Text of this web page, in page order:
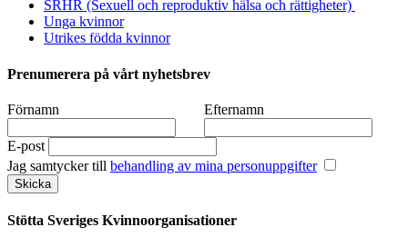
SRHR (Sexuell och reproduktiv hälsa och rättigheter)
Unga kvinnor
Utrikes födda kvinnor
Prenumerera på vårt nyhetsbrev
Förnamn Efternamn
E-post
Jag samtycker till behandling av mina personuppgifter
Stötta Sveriges Kvinnoorganisationer